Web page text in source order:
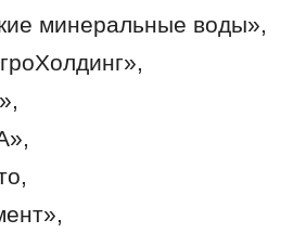
минеральные воды»,